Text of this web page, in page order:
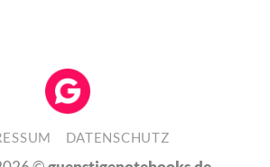
DATENSCHUTZ